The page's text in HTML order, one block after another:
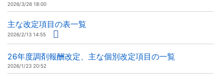
2026/3/26 18:00
主な改定項目の表一覧
2026/2/13 14:55
26年度調剤報酬改定、主な個別改定項目の一覧
2026/1/23 20:52